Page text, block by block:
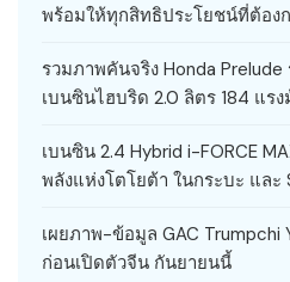
พร้อมให้ทุกสิทธิประโยชน์ที่ต้อง
รวมภาพคันจริง Honda
เบนซินไฮบริด 2.0 ลิตร 184 แร
เบนซิน 2.4 Hybrid i-FORCE
พลังแห่งโตโยต้า ในกระบะ และ
เผยภาพ-ข้อมูล GAC Trumpchi
ก่อนเปิดตัวจีน กันยายนนี้